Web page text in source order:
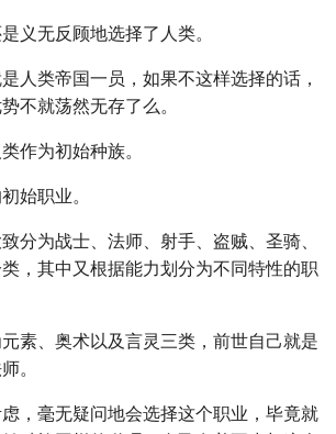
义无反顾地选择了人类。
人类帝国一员，如果不这样选择的话，
不就荡然无存了么。
作为初始种族。
始职业。
分为战士、法师、射手、盗贼、圣骑、
，其中又根据能力划分为不同特性的职
素、奥术以及言灵三类，前世自己就是
。
，毫无疑问地会选择这个职业，毕竟就